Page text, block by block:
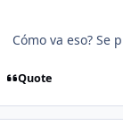
Cómo va eso? Se
Quote